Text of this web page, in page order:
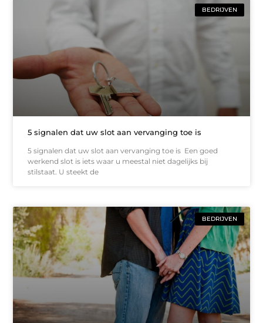
BEDRIJVEN
5 signalen dat uw slot aan vervanging toe is
5 signalen dat uw slot aan vervanging toe is Een goed
werkend slot is iets waar u meestal niet dagelijks bij
stilstaat. U steekt de
BEDRIJVEN